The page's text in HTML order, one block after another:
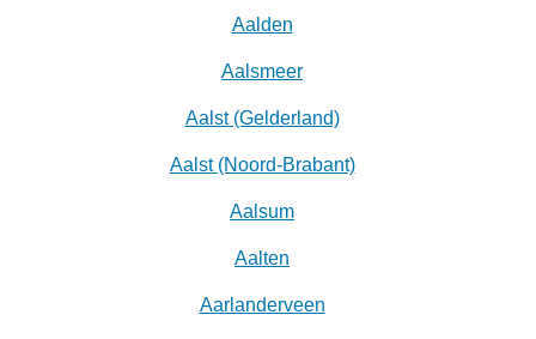
Aalden
Aalsmeer
Aalst (Gelderland)
Aalst (Noord-Brabant)
Aalsum
Aalten
Aarlanderveen